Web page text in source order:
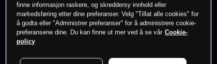
Søk om konto
finne informasjon raskere, og skreddersy innhold eller
markedsføring etter dine preferanser. Velg "Tillat alle cookies" for
å godta eller "Administrer preferanser" for å administrere cookie-
preferansene dine. Du kan finne ut mer ved å se vår Cookie-
policy